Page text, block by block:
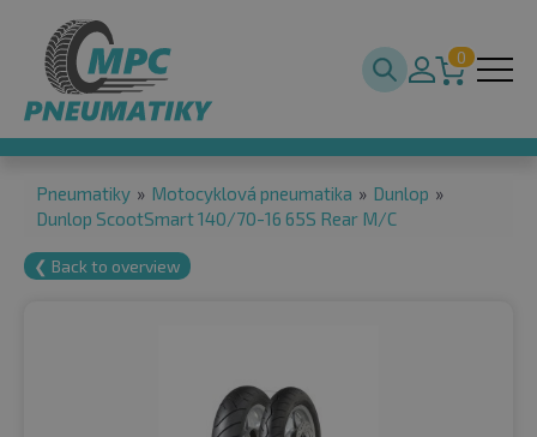
0
Pneumatiky » Motocyklová pneumatika » Dunlop »
Dunlop ScootSmart 140/70-16 65S Rear M/C
❮ Back to overview